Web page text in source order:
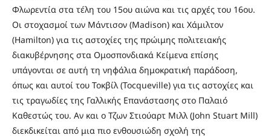
Φλωρεντία στα τέλη του 15ου αιώνα και τις αρχές του 16ου.
Οι στοχασμοί των Μάντισον (Madison) και Χάμιλτον
(Hamilton) για τις αστοχίες της πρώιμης πολιτειακής
διακυβέρνησης στα Ομοσπονδιακά Κείμενα επίσης
υπάγονται σε αυτή τη νηφάλια δημοκρατική παράδοση,
όπως και αυτοί του Τοκβίλ (Tocqueville) για τις αστοχίες και
τις τραγωδίες της Γαλλικής Επανάστασης στο Παλαιό
Καθεστώς του. Αν και ο Τζων Στιούαρτ Μιλλ (John Stuart Mill)
διεκδικείται από μια πιο ενθουσιώδη σχολή της